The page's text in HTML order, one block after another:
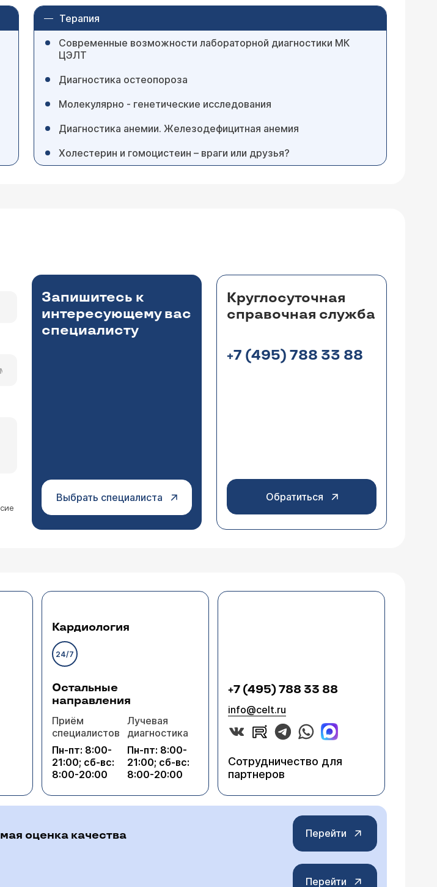
Терапия
Современные возможности лабораторной диагностики МК
ЦЭЛТ
Диагностика остеопороза
Молекулярно - генетические исследования
Диагностика анемии. Железодефицитная анемия
Холестерин и гомоцистеин – враги или друзья?
Запишитесь к
интересующему вас
специалисту
Выбрать специалиста
Круглосуточная
справочная служба
+7 (495) 788 33 88
Обратиться
Кардиология
24/7
Остальные
направления
Приём
специалистов
Пн-пт: 8:00-
21:00; сб-вс:
8:00-20:00
Лучевая
диагностика
Пн-пт: 8:00-
21:00; сб-вс:
8:00-20:00
+7 (495) 788 33 88
info@celt.ru
Сотрудничество для
партнеров
оценка качества Перейти
Перейти